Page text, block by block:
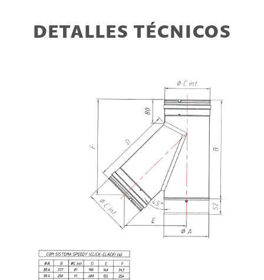
DETALLES TÉCNICOS